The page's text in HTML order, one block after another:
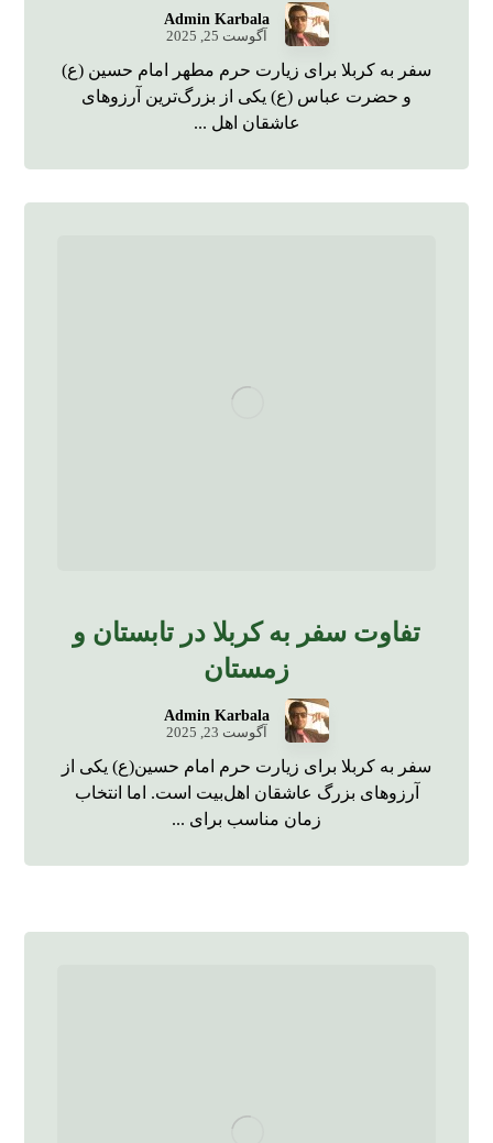
Admin Karbala
آگوست 25, 2025
سفر به کربلا برای زیارت حرم مطهر امام حسین (ع)
و حضرت عباس (ع) یکی از بزرگ‌ترین آرزوهای
عاشقان اهل ...
تفاوت سفر به کربلا در تابستان و
زمستان
Admin Karbala
آگوست 23, 2025
سفر به کربلا برای زیارت حرم امام حسین(ع) یکی از
آرزوهای بزرگ عاشقان اهل‌بیت است. اما انتخاب
زمان مناسب برای ...